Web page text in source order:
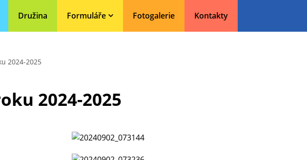
Družina Formuláře Fotogalerie Kontakty
2024-2025
2024-2025